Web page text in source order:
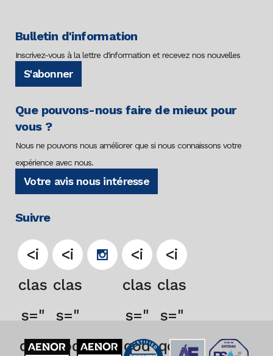
Bulletin d'information
Inscrivez-vous à la lettre d'information et recevez nos nouvelles
S'abonner
Que pouvons-nous faire de mieux pour
vous ?
Nous ne pouvons nous améliorer que si nous connaissons votre
expérience avec nous.
Votre avis nous intéresse
Suivre
<i
clas
s="
qod
<i
clas
s="
qod
<i
clas
s="
qod
<i
clas
s="
qod